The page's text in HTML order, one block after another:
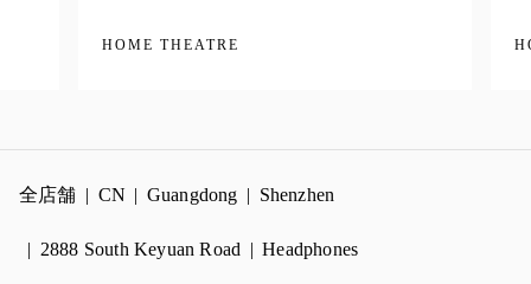
HOME THEATRE
全店舗 CN Guangdong Shenzhen
2888 South Keyuan Road Headphones